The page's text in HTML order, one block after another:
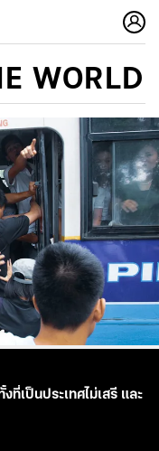
WORLD
ที่เป็นประเทศไม่เสรี และ